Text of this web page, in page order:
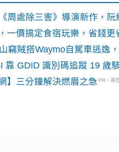
周處除三害》導演新作，
一價搞定食宿玩樂，省錢更
竊賊搭Waymo自駕車逃逸
靠 GDID 識別碼追蹤 19 歲
】三分鐘解決燃眉之急 PR・易